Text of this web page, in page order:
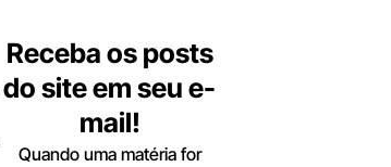
Receba os posts
do site em seu e-
mail!
Quando uma matéria for